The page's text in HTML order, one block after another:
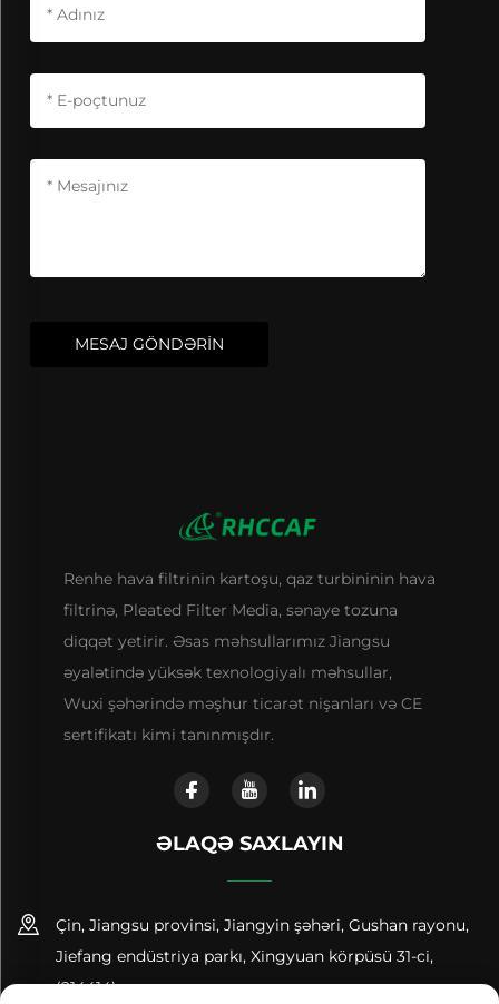
MESAJ GÖNDƏRİN
Renhe hava filtrinin kartoşu, qaz turbininin hava
filtrinə, Pleated Filter Media, sənaye tozuna
diqqət yetirir. Əsas məhsullarımız Jiangsu
əyalətində yüksək texnologiyalı məhsullar,
Wuxi şəhərində məşhur ticarət nişanları və CE
sertifikatı kimi tanınmışdır.
ƏLAQƏ SAXLAYIN
Çin, Jiangsu provinsi, Jiangyin şəhəri, Gushan rayonu,
Jiefang endüstriya parkı, Xingyuan körpüsü 31-ci,
(214414)